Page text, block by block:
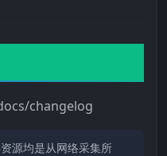
changelog
源均是从网络采集所